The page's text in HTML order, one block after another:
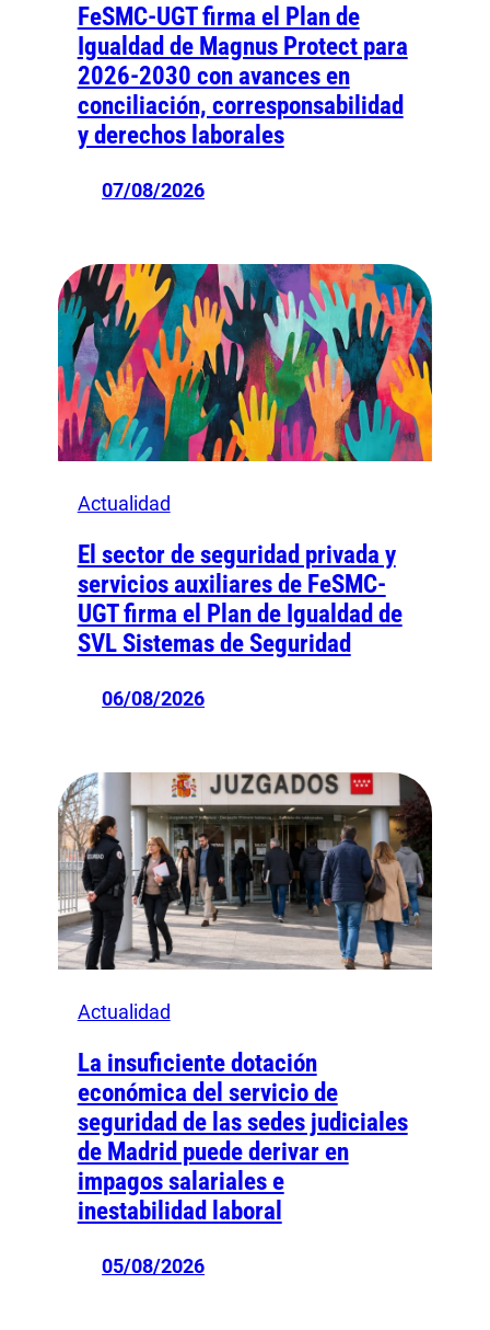
FeSMC-UGT firma el Plan de
Igualdad de Magnus Protect para
2026-2030 con avances en
conciliación, corresponsabilidad
y derechos laborales
07/08/2026
Actualidad
El sector de seguridad privada y
servicios auxiliares de FeSMC-
UGT firma el Plan de Igualdad de
SVL Sistemas de Seguridad
06/08/2026
Actualidad
La insuficiente dotación
económica del servicio de
seguridad de las sedes judiciales
de Madrid puede derivar en
impagos salariales e
inestabilidad laboral
05/08/2026